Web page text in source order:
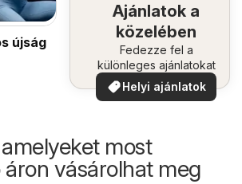
újság
Ajánlatok a
közelében
Fedezze fel a
különleges ajánlatokat
Helyi ajánlatok
most
vásárolhat meg